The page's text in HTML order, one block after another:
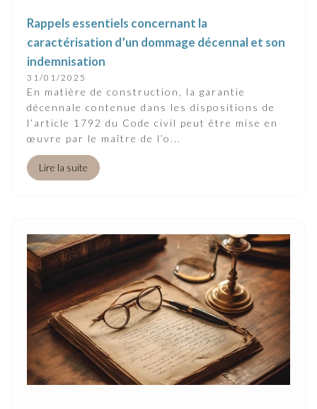
Rappels essentiels concernant la
caractérisation d’un dommage décennal et son
indemnisation
31/01/2025
En matière de construction, la garantie
décennale contenue dans les dispositions de
l’article 1792 du Code civil peut être mise en
œuvre par le maître de l’o...
Lire la suite